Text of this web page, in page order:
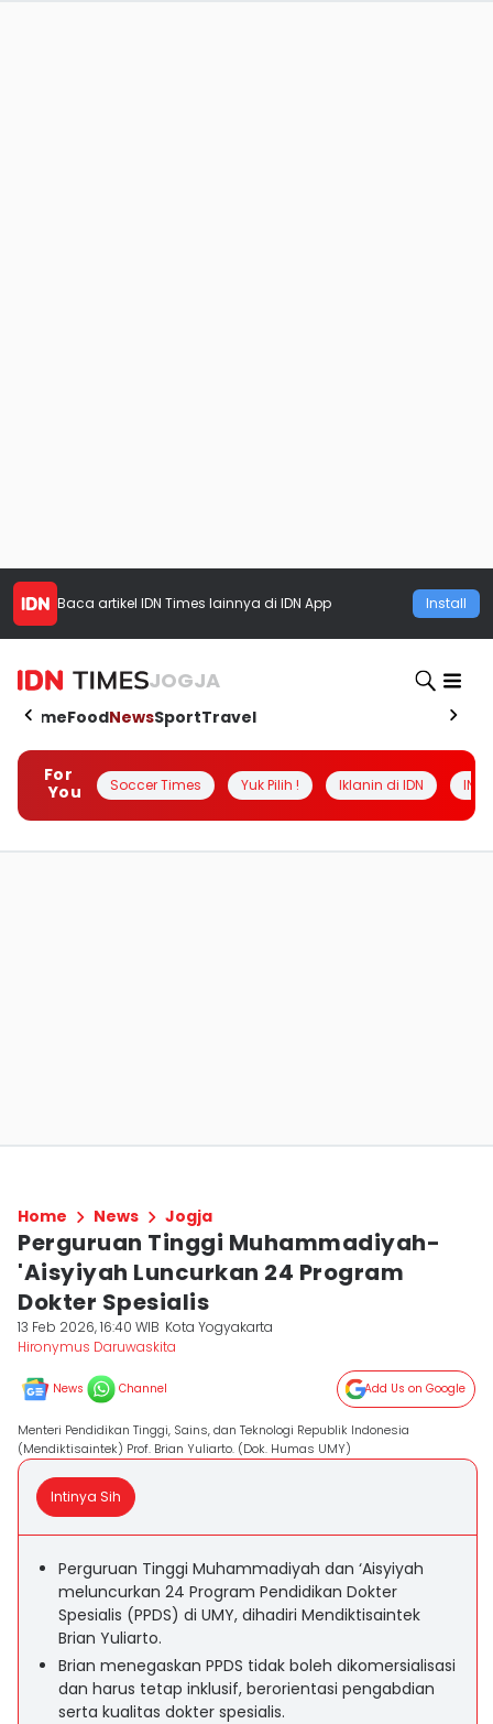
Baca artikel IDN Times lainnya di IDN App Install
JOGJA
HomeFoodNewsSportTravel
For
You
Soccer Times Yuk Pilih ! Iklanin di IDN
Home News Jogja
Perguruan Tinggi Muhammadiyah-
'Aisyiyah Luncurkan 24 Program
Dokter Spesialis
13 Feb 2026, 16:40 WIB Kota Yogyakarta
Hironymus Daruwaskita
News Channel Add Us on Google
Menteri Pendidikan Tinggi, Sains, dan Teknologi Republik Indonesia
(Mendiktisaintek) Prof. Brian Yuliarto. (Dok. Humas UMY)
Intinya Sih
Perguruan Tinggi Muhammadiyah dan ‘Aisyiyah
meluncurkan 24 Program Pendidikan Dokter
Spesialis (PPDS) di UMY, dihadiri Mendiktisaintek
Brian Yuliarto.
Brian menegaskan PPDS tidak boleh dikomersialisasi
dan harus tetap inklusif, berorientasi pengabdian
serta kualitas dokter spesialis.